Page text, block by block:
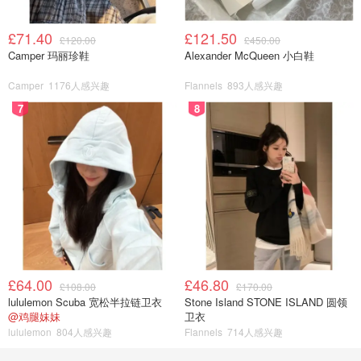
£71.40 £120.00
Camper 玛丽珍鞋
Camper 1176人感兴趣
£121.50 £450.00
Alexander McQueen 小白鞋
Flannels 893人感兴趣
7
£64.00 £108.00
lululemon Scuba 宽松半拉链卫衣
@鸡腿妹妹
lululemon 804人感兴趣
8
£46.80 £170.00
Stone Island STONE ISLAND 圆领
卫衣
Flannels 714人感兴趣